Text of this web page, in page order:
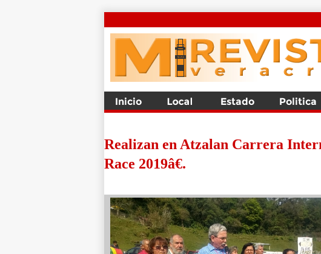
Realizan en Atzalan Carrera
Race 2019â€.